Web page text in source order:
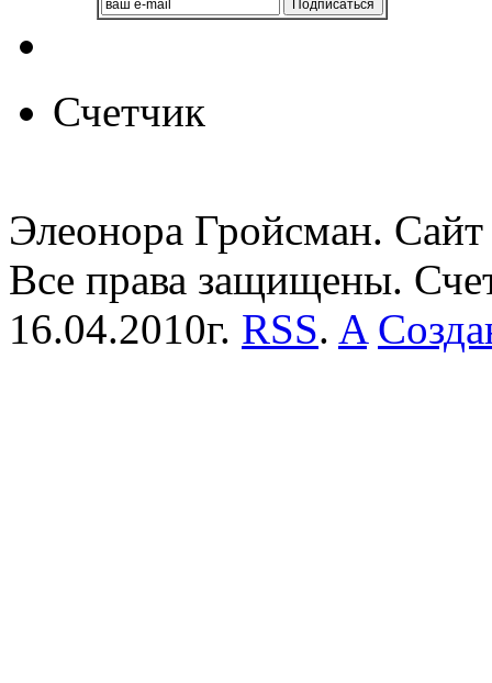
Счетчик
Элеонора Гройсман.
Все права защищены.
16.04.2010г. RSS. A